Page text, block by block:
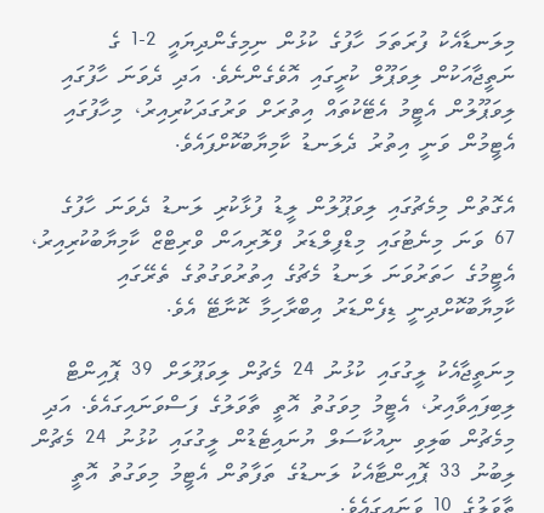
މިލަނޑާއެކު ފުރަތަމަ ހާފުގެ ކުޅުން ނިމިގެންދިޔައީ 2-1 ގެ
ނަތީޖާއަކުން ލިވަޕޫލް ކުރީގައި އޮވެގެންނެވެ. އަދި ދެވަނަ ހާފުގައި
ލިވަޕޫލުން އެޓީމު އެޓޭކުތައް އިތުރަށް ވަރުގަދަކުރިއިރު، މިހާފުގައި
އެޓީމުން ވަނީ އިތުރު ދެލަނޑު ކާމިޔާބުކޮށްފައެވެ.
އެގޮތުން މިމެޗުގައި ލިވަޕޫލުން ލީޑު ފުޅާކުރި ލަނޑު ދެވަނަ ހާފުގެ
67 ވަނަ މިނެޓުގައި މިޑްފިލްޑަރު ފްލޮރިއަން ވްރިޓްޒް ކާމިޔާބުކުރިއިރު،
އެޓީމުގެ ހަތަރުވަނަ ލަނޑު މެޗުގެ އިތުރުވަގުތުގެ ތެރޭގައި
ކާމިޔާބުކޮށްދިނީ ޑިފެންޑަރު އިބްރާހިމާ ކޮނާޓޭ އެވެ.
މިނަތީޖާއެކު ލީގުގައި ކުޅުނު 24 މެޗުން ލިވަޕޫލަށް 39 ޕޮއިންޓް
ލިބިފައިވާއިރު، އެޓީމު މިވަގުތު އޮތީ ތާވަލުގެ ފަސްވަނައިގައެވެ. އަދި
މިމެޗުން ބަލިވި ނިއުކާސަލް ޔުނައިޓެޑުން ލީގުގައި ކުޅުނު 24 މެޗުން
ލިބުނު 33 ޕޮއިންޓާއެކު ލަނޑުގެ ތަފާތުން އެޓީމު މިވަގުތު އޮތީ